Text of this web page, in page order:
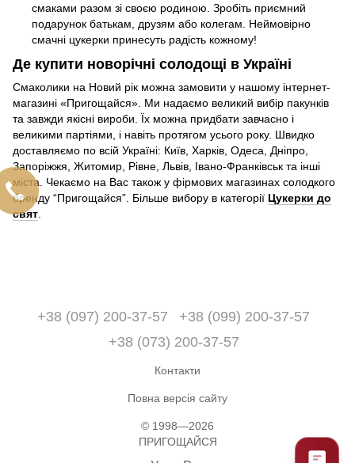
смаками разом зі своєю родиною. Зробіть приємний
подарунок батькам, друзям або колегам. Неймовірно
смачні цукерки принесуть радість кожному!
Де купити новорічні солодощі в Україні
Смаколики на Новий рік можна замовити у нашому інтернет-
магазині «Пригощайся». Ми надаємо великий вибір пакунків
та завжди якісні вироби. Їх можна придбати завчасно і
великими партіями, і навіть протягом усього року. Швидко
доставляємо по всій Україні: Київ, Харків, Одеса, Дніпро,
Запоріжжя, Житомир, Рівне, Львів, Івано-Франківськ та інші
міста. Чекаємо на Вас також у фірмових магазинах солодкого
бренду “Пригощайся”. Більше вибору в категорії Цукерки до
свят.
+38 (097) 200-37-57
+38 (099) 200-37-57
+38 (073) 200-37-57
Контакти
Повна версія сайту
© 1998—2026
ПРИГОЩАЙСЯ